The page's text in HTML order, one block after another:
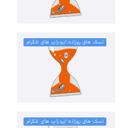
تسک های روزانه ایردراپ های تلگرام
تسک های روزانه ایردراپ های تلگرام